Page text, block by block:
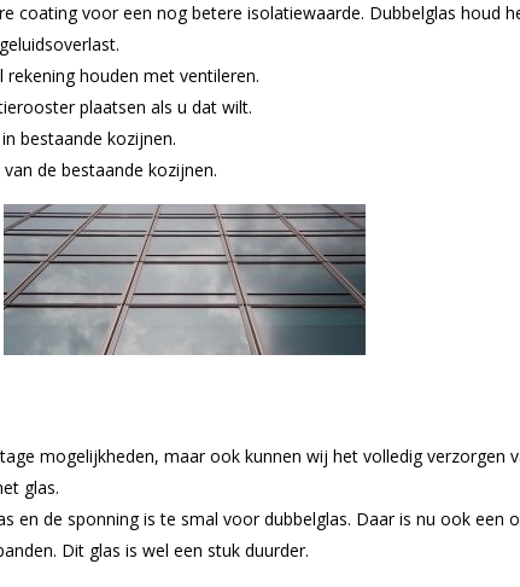
coating voor een nog betere isolatiewaarde. Dubbelglas houd
houden met ventileren.
plaatsen als u dat wilt.
bestaande kozijnen.
de bestaande kozijnen.
mogelijkheden, maar ook kunnen wij het volledig verzorgen
glas.
en de sponning is te smal voor dubbelglas. Daar is nu ook een
Dit glas is wel een stuk duurder.